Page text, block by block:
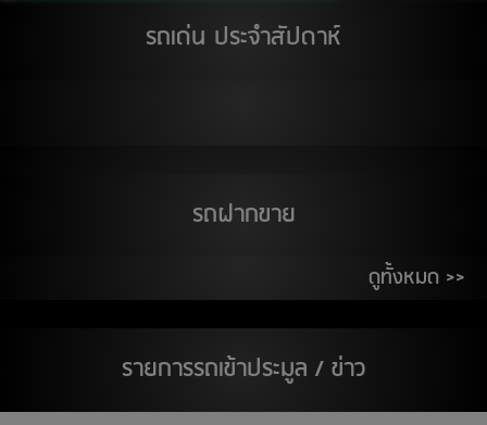
THE WALK จ.นครสวรรค์
ติวานนท์
รถเด่น ประจำสัปดาห์
รถฝากขาย
ดูทั้งหมด >>
รายการรถเข้าประมูล / ข่าว